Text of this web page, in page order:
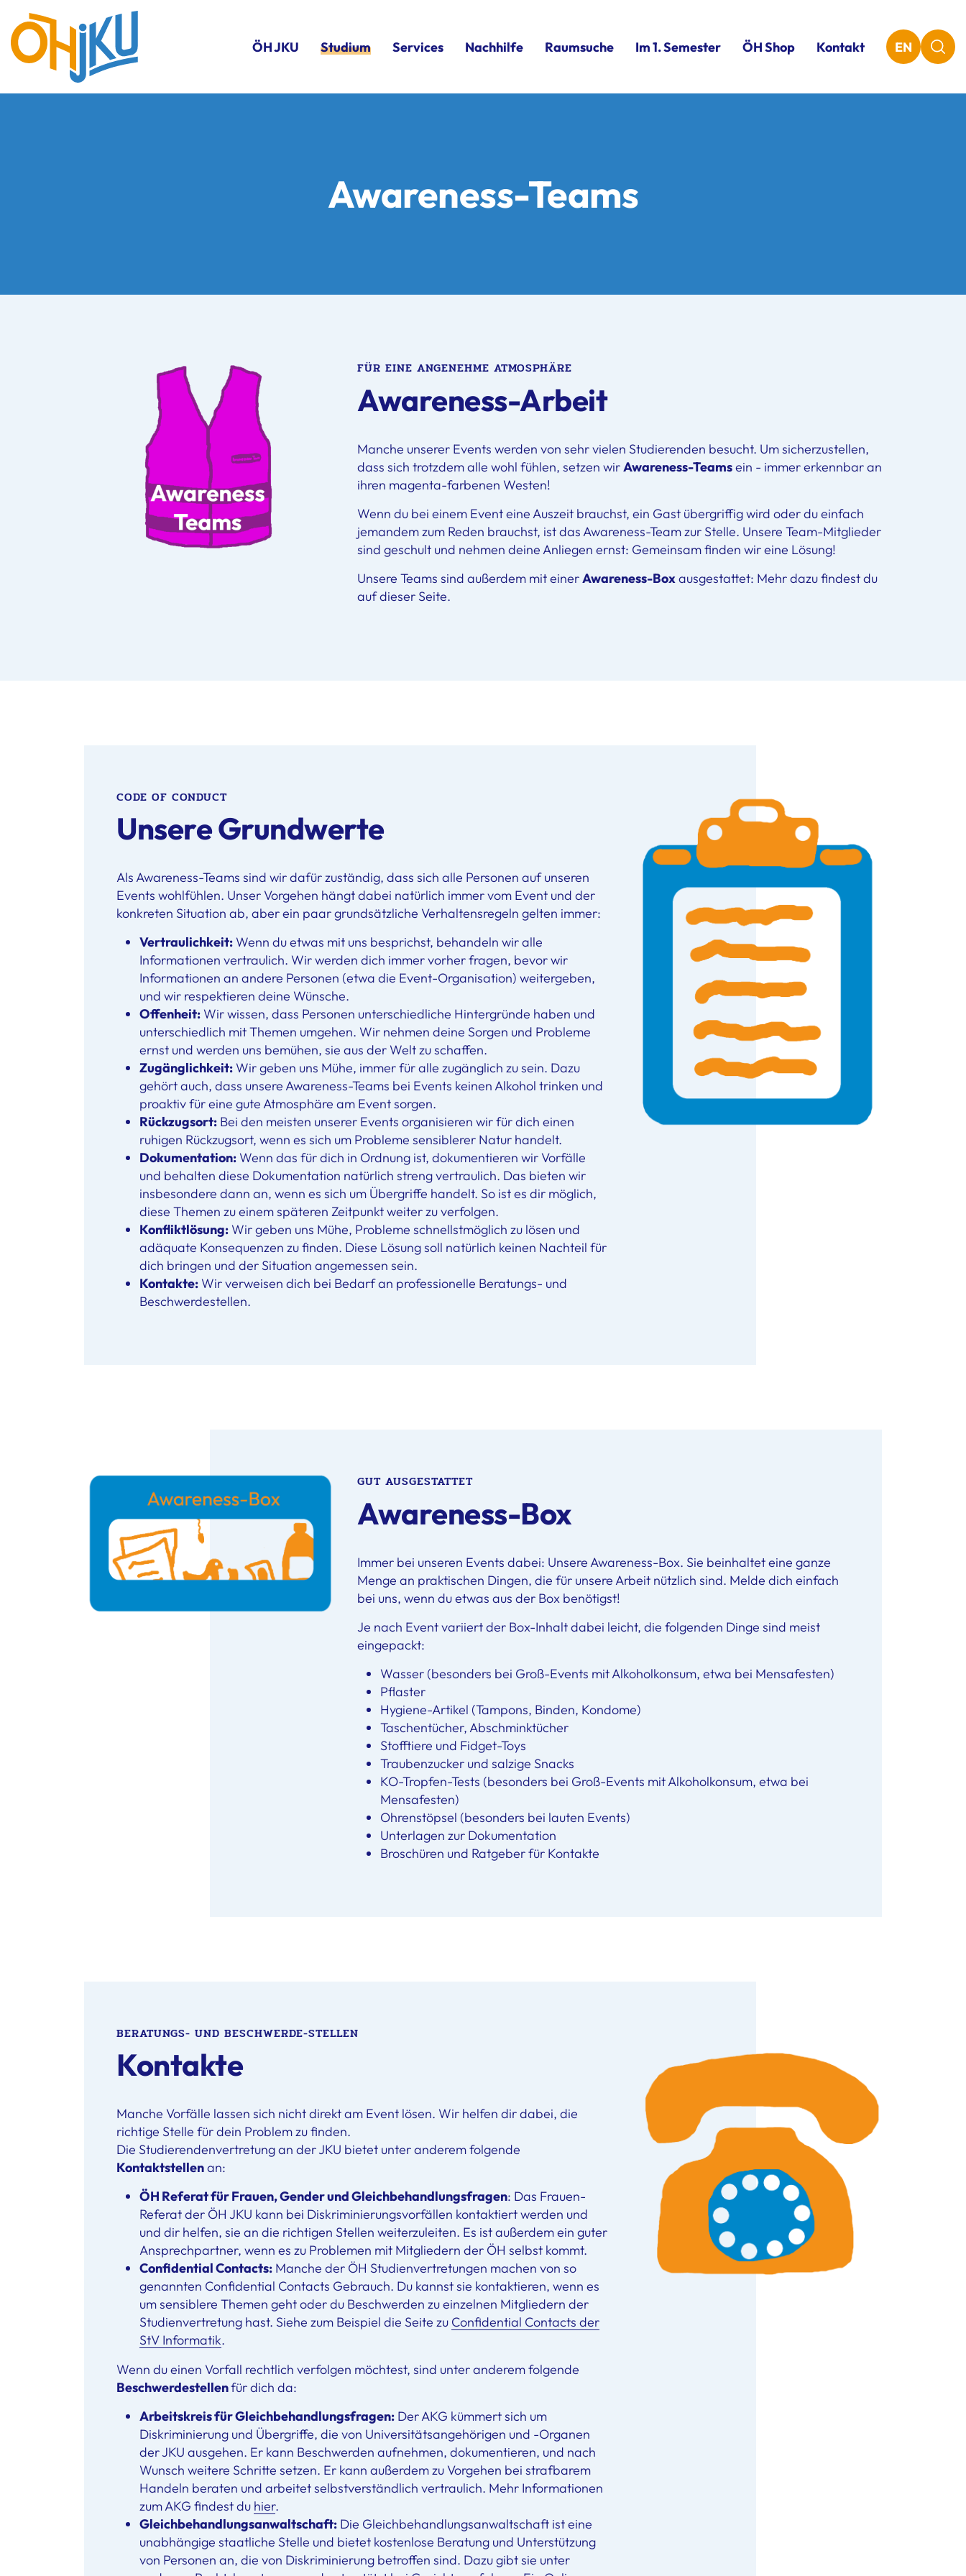
ÖH JKU Studium Services Nachhilfe Raumsuche Im 1. Semester ÖH Shop Kontakt EN
Awareness-Teams
FÜR EINE ANGENEHME ATMOSPHÄRE
Awareness-Arbeit
Manche unserer Events werden von sehr vielen Studierenden besucht. Um sicherzustellen,
dass sich trotzdem alle wohl fühlen, setzen wirAwareness-Teamsein - immer erkennbar an
ihren magenta-farbenen Westen!
Wenn du bei einem Event eine Auszeit brauchst, ein Gast übergriffig wird oder du einfach
jemandem zum Reden brauchst, ist das Awareness-Team zur Stelle. Unsere Team-Mitglieder
sind geschult und nehmen deine Anliegen ernst: Gemeinsam finden wir eine Lösung!
Unsere Teams sind außerdem mit einerAwareness-Boxausgestattet: Mehr dazu findest du
auf dieser Seite.
CODE OF CONDUCT
Unsere Grundwerte
Als Awareness-Teams sind wir dafür zuständig, dass sich alle Personen auf unseren
Events wohlfühlen. Unser Vorgehen hängt dabei natürlich immer vom Event und der
konkreten Situation ab, aber ein paar grundsätzliche Verhaltensregeln gelten immer:
Vertraulichkeit: Wenn du etwas mit uns besprichst, behandeln wir alle
Informationen vertraulich. Wir werden dich immer vorher fragen, bevor wir
Informationen an andere Personen (etwa die Event-Organisation) weitergeben,
und wir respektieren deine Wünsche.
Offenheit: Wir wissen, dass Personen unterschiedliche Hintergründe haben und
unterschiedlich mit Themen umgehen. Wir nehmen deine Sorgen und Probleme
ernst und werden uns bemühen, sie aus der Welt zu schaffen.
Zugänglichkeit: Wir geben uns Mühe, immer für alle zugänglich zu sein. Dazu
gehört auch, dass unsere Awareness-Teams bei Events keinen Alkohol trinken und
proaktiv für eine gute Atmosphäre am Event sorgen.
Rückzugsort: Bei den meisten unserer Events organisieren wir für dich einen
ruhigen Rückzugsort, wenn es sich um Probleme sensiblerer Natur handelt.
Dokumentation: Wenn das für dich in Ordnung ist, dokumentieren wir Vorfälle
und behalten diese Dokumentation natürlich streng vertraulich. Das bieten wir
insbesondere dann an, wenn es sich um Übergriffe handelt. So ist es dir möglich,
diese Themen zu einem späteren Zeitpunkt weiter zu verfolgen.
Konfliktlösung: Wir geben uns Mühe, Probleme schnellstmöglich zu lösen und
adäquate Konsequenzen zu finden. Diese Lösung soll natürlich keinen Nachteil für
dich bringen und der Situation angemessen sein.
Kontakte: Wir verweisen dich bei Bedarf an professionelle Beratungs- und
Beschwerdestellen.
GUT AUSGESTATTET
Awareness-Box
Immer bei unseren Events dabei: Unsere Awareness-Box. Sie beinhaltet eine ganze
Menge an praktischen Dingen, die für unsere Arbeit nützlich sind. Melde dich einfach
bei uns, wenn du etwas aus der Box benötigst!
Je nach Event variiert der Box-Inhalt dabei leicht, die folgenden Dinge sind meist
eingepackt:
Wasser (besonders bei Groß-Events mit Alkoholkonsum, etwa bei Mensafesten)
Pflaster
Hygiene-Artikel (Tampons, Binden, Kondome)
Taschentücher, Abschminktücher
Stofftiere und Fidget-Toys
Traubenzucker und salzige Snacks
KO-Tropfen-Tests (besonders bei Groß-Events mit Alkoholkonsum, etwa bei
Mensafesten)
Ohrenstöpsel (besonders bei lauten Events)
Unterlagen zur Dokumentation
Broschüren und Ratgeber für Kontakte
BERATUNGS- UND BESCHWERDE-STELLEN
Kontakte
Manche Vorfälle lassen sich nicht direkt am Event lösen. Wir helfen dir dabei, die
richtige Stelle für dein Problem zu finden.
Die Studierendenvertretung an der JKU bietet unter anderem folgende
Kontaktstellenan:
ÖH Referat für Frauen, Gender und Gleichbehandlungsfragen: Das Frauen-
Referat der ÖH JKU kann bei Diskriminierungsvorfällen kontaktiert werden und
und dir helfen, sie an die richtigen Stellen weiterzuleiten. Es ist außerdem ein guter
Ansprechpartner, wenn es zu Problemen mit Mitgliedern der ÖH selbst kommt.
Confidential Contacts: Manche der ÖH Studienvertretungen machen von so
genannten Confidential Contacts Gebrauch. Du kannst sie kontaktieren, wenn es
um sensiblere Themen geht oder du Beschwerden zu einzelnen Mitgliedern der
Studienvertretung hast. Siehe zum Beispiel die Seite zu Confidential Contacts der
StV Informatik.
Wenn du einen Vorfall rechtlich verfolgen möchtest, sind unter anderem folgende
Beschwerdestellenfür dich da:
Arbeitskreis für Gleichbehandlungs­fragen: Der AKG kümmert sich um
Diskriminierung und Übergriffe, die von Universitätsangehörigen und -Organen
der JKU ausgehen. Er kann Beschwerden aufnehmen, dokumentieren, und nach
Wunsch weitere Schritte setzen. Er kann außerdem zu Vorgehen bei strafbarem
Handeln beraten und arbeitet selbstverständlich vertraulich. Mehr Informationen
zum AKG findest du hier.
Gleichbehandlungsanwaltschaft: Die Gleichbehandlungsanwaltschaft ist eine
unabhängige staatliche Stelle und bietet kostenlose Beratung und Unterstützung
von Personen an, die von Diskriminierung betroffen sind. Dazu gibt sie unter